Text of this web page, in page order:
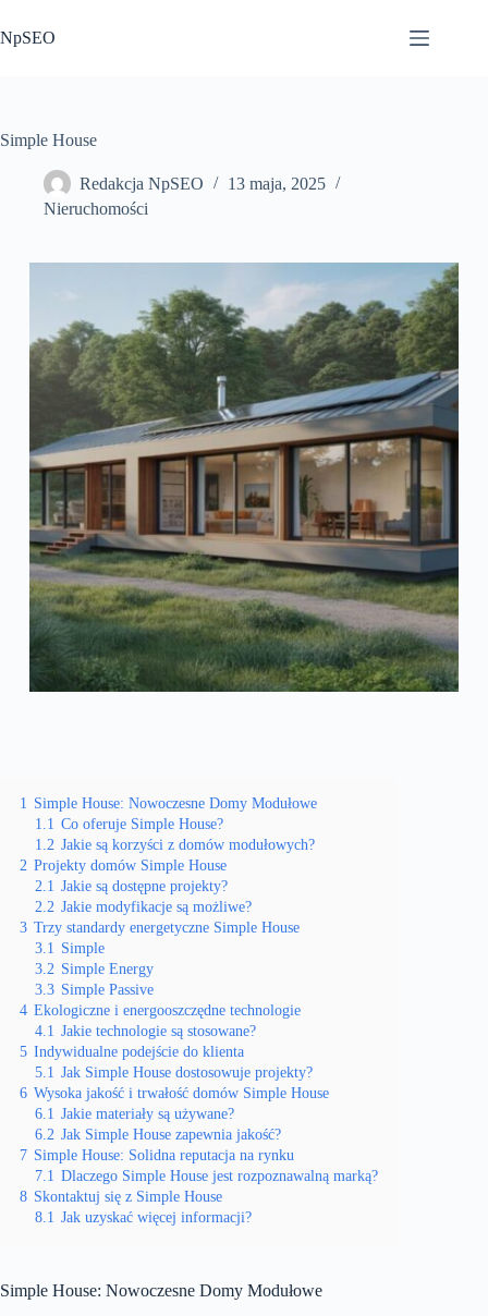
do
treści
NpSEO
Simple House
Redakcja NpSEO
13 maja, 2025
Nieruchomości
1 Simple House: Nowoczesne Domy Modułowe
1.1 Co oferuje Simple House?
1.2 Jakie są korzyści z domów modułowych?
2 Projekty domów Simple House
2.1 Jakie są dostępne projekty?
2.2 Jakie modyfikacje są możliwe?
3 Trzy standardy energetyczne Simple House
3.1 Simple
3.2 Simple Energy
3.3 Simple Passive
4 Ekologiczne i energooszczędne technologie
4.1 Jakie technologie są stosowane?
5 Indywidualne podejście do klienta
5.1 Jak Simple House dostosowuje projekty?
6 Wysoka jakość i trwałość domów Simple House
6.1 Jakie materiały są używane?
6.2 Jak Simple House zapewnia jakość?
7 Simple House: Solidna reputacja na rynku
7.1 Dlaczego Simple House jest rozpoznawalną marką?
8 Skontaktuj się z Simple House
8.1 Jak uzyskać więcej informacji?
Simple House: Nowoczesne Domy Modułowe